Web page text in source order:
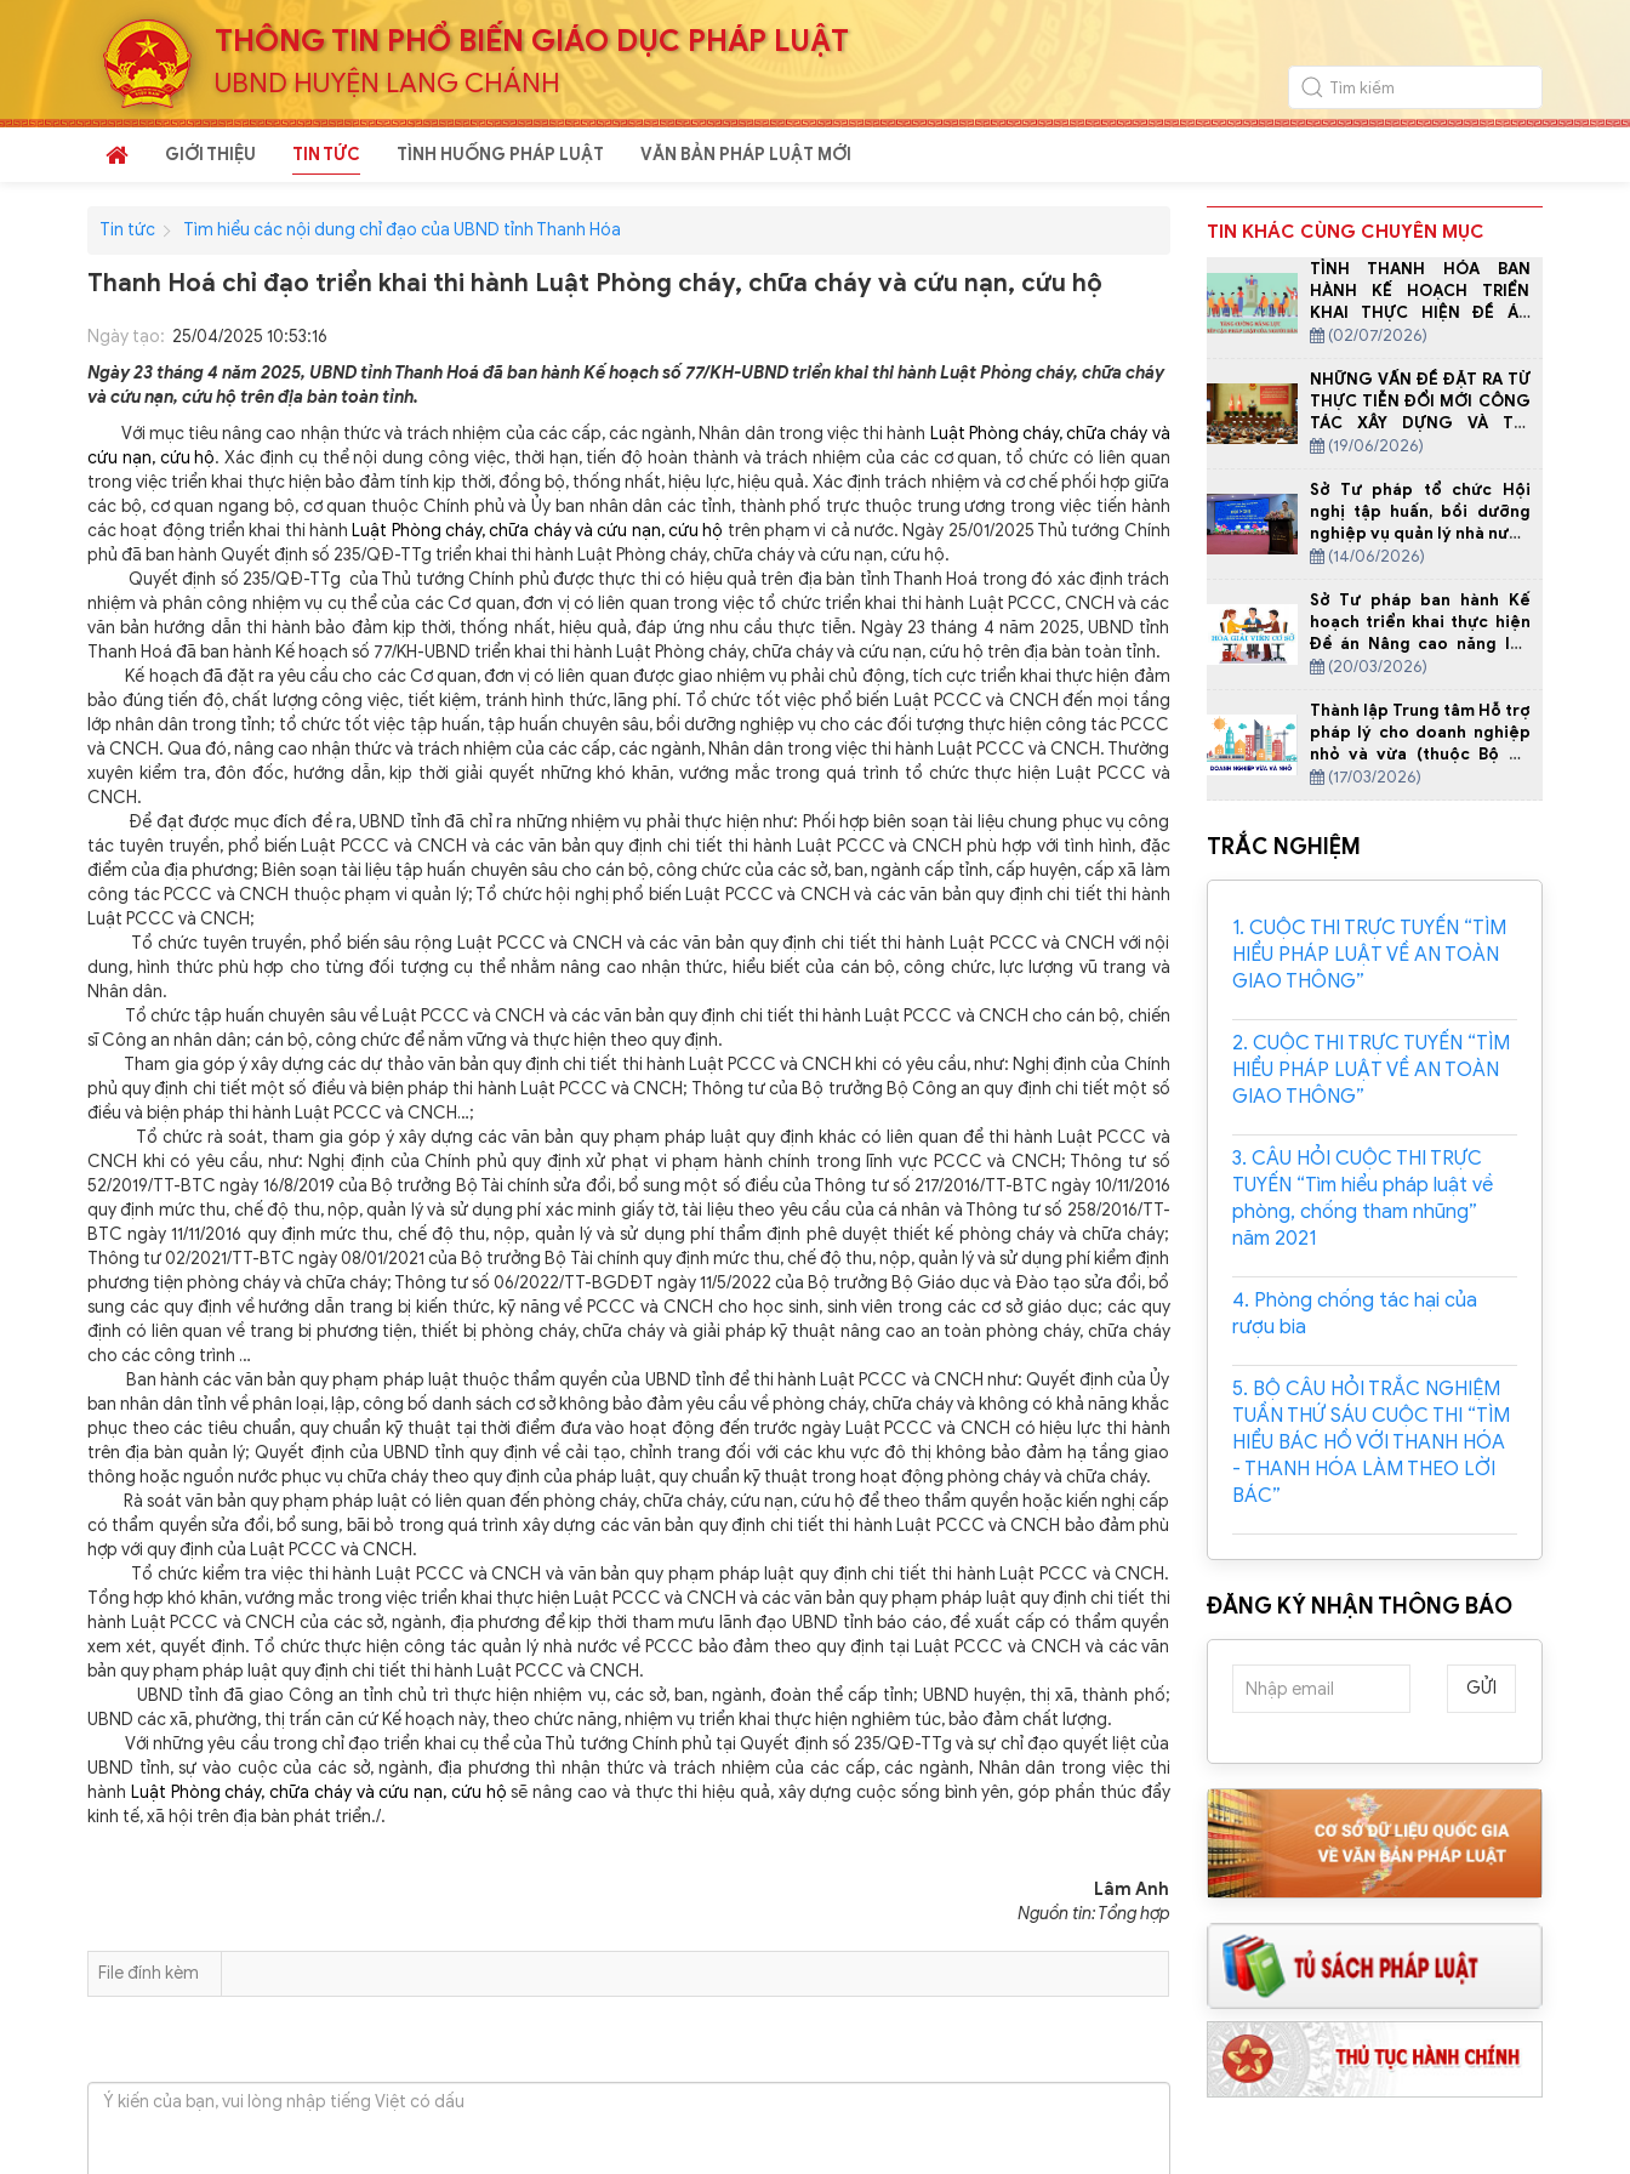
THÔNG TIN PHỔ BIẾN GIÁO DỤC PHÁP LUẬT
UBND HUYỆN LANG CHÁNH
GIỚI THIỆU TIN TỨC TÌNH HUỐNG PHÁP LUẬT VĂN BẢN PHÁP LUẬT MỚI
Tin tức Tìm hiểu các nội dung chỉ đạo của UBND tỉnh Thanh Hóa
Thanh Hoá chỉ đạo triển khai thi hành Luật Phòng cháy, chữa cháy và cứu nạn, cứu hộ
Ngày tạo: 25/04/2025 10:53:16
Ngày 23 tháng 4 năm 2025, UBND tỉnh Thanh Hoá đã ban hành Kế hoạch số 77/KH-UBND triển khai thi hành Luật Phòng cháy, chữa cháy
và cứu nạn, cứu hộ trên địa bàn toàn tỉnh.
Với mục tiêu nâng cao nhận thức và trách nhiệm của các cấp, các ngành, Nhân dân trong việc thi hành Luật Phòng cháy, chữa cháy và
cứu nạn, cứu hộ. Xác định cụ thể nội dung công việc, thời hạn, tiến độ hoàn thành và trách nhiệm của các cơ quan, tổ chức có liên quan
trong việc triển khai thực hiện bảo đảm tính kịp thời, đồng bộ, thống nhất, hiệu lực, hiệu quả. Xác định trách nhiệm và cơ chế phối hợp giữa
các bộ, cơ quan ngang bộ, cơ quan thuộc Chính phủ và Ủy ban nhân dân các tỉnh, thành phố trực thuộc trung ương trong việc tiến hành
các hoạt động triển khai thi hành Luật Phòng cháy, chữa cháy và cứu nạn, cứu hộ trên phạm vi cả nước. Ngày 25/01/2025 Thủ tướng Chính
phủ đã ban hành Quyết định số 235/QĐ-TTg triển khai thi hành Luật Phòng cháy, chữa cháy và cứu nạn, cứu hộ.
Quyết định số 235/QĐ-TTg của Thủ tướng Chính phủ được thực thi có hiệu quả trên địa bàn tỉnh Thanh Hoá trong đó xác định trách
nhiệm và phân công nhiệm vụ cụ thể của các Cơ quan, đơn vị có liên quan trong việc tổ chức triển khai thi hành Luật PCCC, CNCH và các
văn bản hướng dẫn thi hành bảo đảm kịp thời, thống nhất, hiệu quả, đáp ứng nhu cầu thực tiễn. Ngày 23 tháng 4 năm 2025, UBND tỉnh
Thanh Hoá đã ban hành Kế hoạch số 77/KH-UBND triển khai thi hành Luật Phòng cháy, chữa cháy và cứu nạn, cứu hộ trên địa bàn toàn tỉnh.
Kế hoạch đã đặt ra yêu cầu cho các Cơ quan, đơn vị có liên quan được giao nhiệm vụ phải chủ động, tích cực triển khai thực hiện đảm
bảo đúng tiến độ, chất lượng công việc, tiết kiệm, tránh hình thức, lãng phí. Tổ chức tốt việc phổ biến Luật PCCC và CNCH đến mọi tầng
lớp nhân dân trong tỉnh; tổ chức tốt việc tập huấn, tập huấn chuyên sâu, bồi dưỡng nghiệp vụ cho các đối tượng thực hiện công tác PCCC
và CNCH. Qua đó, nâng cao nhận thức và trách nhiệm của các cấp, các ngành, Nhân dân trong việc thi hành Luật PCCC và CNCH. Thường
xuyên kiểm tra, đôn đốc, hướng dẫn, kịp thời giải quyết những khó khăn, vướng mắc trong quá trình tổ chức thực hiện Luật PCCC và
CNCH.
Để đạt được mục đích đề ra, UBND tỉnh đã chỉ ra những nhiệm vụ phải thực hiện như: Phối hợp biên soạn tài liệu chung phục vụ công
tác tuyên truyền, phổ biến Luật PCCC và CNCH và các văn bản quy định chi tiết thi hành Luật PCCC và CNCH phù hợp với tình hình, đặc
điểm của địa phương; Biên soạn tài liệu tập huấn chuyên sâu cho cán bộ, công chức của các sở, ban, ngành cấp tỉnh, cấp huyện, cấp xã làm
công tác PCCC và CNCH thuộc phạm vi quản lý; Tổ chức hội nghị phổ biến Luật PCCC và CNCH và các văn bản quy định chi tiết thi hành
Luật PCCC và CNCH;
Tổ chức tuyên truyền, phổ biến sâu rộng Luật PCCC và CNCH và các văn bản quy định chi tiết thi hành Luật PCCC và CNCH với nội
dung, hình thức phù hợp cho từng đối tượng cụ thể nhằm nâng cao nhận thức, hiểu biết của cán bộ, công chức, lực lượng vũ trang và
Nhân dân.
Tổ chức tập huấn chuyên sâu về Luật PCCC và CNCH và các văn bản quy định chi tiết thi hành Luật PCCC và CNCH cho cán bộ, chiến
sĩ Công an nhân dân; cán bộ, công chức để nắm vững và thực hiện theo quy định.
Tham gia góp ý xây dựng các dự thảo văn bản quy định chi tiết thi hành Luật PCCC và CNCH khi có yêu cầu, như: Nghị định của Chính
phủ quy định chi tiết một số điều và biện pháp thi hành Luật PCCC và CNCH; Thông tư của Bộ trưởng Bộ Công an quy định chi tiết một số
điều và biện pháp thi hành Luật PCCC và CNCH…;
Tổ chức rà soát, tham gia góp ý xây dựng các văn bản quy phạm pháp luật quy định khác có liên quan để thi hành Luật PCCC và
CNCH khi có yêu cầu, như: Nghị định của Chính phủ quy định xử phạt vi phạm hành chính trong lĩnh vực PCCC và CNCH; Thông tư số
52/2019/TT-BTC ngày 16/8/2019 của Bộ trưởng Bộ Tài chính sửa đổi, bổ sung một số điều của Thông tư số 217/2016/TT-BTC ngày 10/11/2016
quy định mức thu, chế độ thu, nộp, quản lý và sử dụng phí xác minh giấy tờ, tài liệu theo yêu cầu của cá nhân và Thông tư số 258/2016/TT-
BTC ngày 11/11/2016 quy định mức thu, chế độ thu, nộp, quản lý và sử dụng phí thẩm định phê duyệt thiết kế phòng cháy và chữa cháy;
Thông tư 02/2021/TT-BTC ngày 08/01/2021 của Bộ trưởng Bộ Tài chính quy định mức thu, chế độ thu, nộp, quản lý và sử dụng phí kiểm định
phương tiện phòng cháy và chữa cháy; Thông tư số 06/2022/TT-BGDĐT ngày 11/5/2022 của Bộ trưởng Bộ Giáo dục và Đào tạo sửa đổi, bổ
sung các quy định về hướng dẫn trang bị kiến thức, kỹ năng về PCCC và CNCH cho học sinh, sinh viên trong các cơ sở giáo dục; các quy
định có liên quan về trang bị phương tiện, thiết bị phòng cháy, chữa cháy và giải pháp kỹ thuật nâng cao an toàn phòng cháy, chữa cháy
cho các công trình …
Ban hành các văn bản quy phạm pháp luật thuộc thẩm quyền của UBND tỉnh để thi hành Luật PCCC và CNCH như: Quyết định của Ủy
ban nhân dân tỉnh về phân loại, lập, công bố danh sách cơ sở không bảo đảm yêu cầu về phòng cháy, chữa cháy và không có khả năng khắc
phục theo các tiêu chuẩn, quy chuẩn kỹ thuật tại thời điểm đưa vào hoạt động đến trước ngày Luật PCCC và CNCH có hiệu lực thi hành
trên địa bàn quản lý; Quyết định của UBND tỉnh quy định về cải tạo, chỉnh trang đối với các khu vực đô thị không bảo đảm hạ tầng giao
thông hoặc nguồn nước phục vụ chữa cháy theo quy định của pháp luật, quy chuẩn kỹ thuật trong hoạt động phòng cháy và chữa cháy.
Rà soát văn bản quy phạm pháp luật có liên quan đến phòng cháy, chữa cháy, cứu nạn, cứu hộ để theo thẩm quyền hoặc kiến nghị cấp
có thẩm quyền sửa đổi, bổ sung, bãi bỏ trong quá trình xây dựng các văn bản quy định chi tiết thi hành Luật PCCC và CNCH bảo đảm phù
hợp với quy định của Luật PCCC và CNCH.
Tổ chức kiểm tra việc thi hành Luật PCCC và CNCH và văn bản quy phạm pháp luật quy định chi tiết thi hành Luật PCCC và CNCH.
Tổng hợp khó khăn, vướng mắc trong việc triển khai thực hiện Luật PCCC và CNCH và các văn bản quy phạm pháp luật quy định chi tiết thi
hành Luật PCCC và CNCH của các sở, ngành, địa phương để kịp thời tham mưu lãnh đạo UBND tỉnh báo cáo, đề xuất cấp có thẩm quyền
xem xét, quyết định. Tổ chức thực hiện công tác quản lý nhà nước về PCCC bảo đảm theo quy định tại Luật PCCC và CNCH và các văn
bản quy phạm pháp luật quy định chi tiết thi hành Luật PCCC và CNCH.
UBND tỉnh đã giao Công an tỉnh chủ trì thực hiện nhiệm vụ, các sở, ban, ngành, đoàn thể cấp tỉnh; UBND huyện, thị xã, thành phố;
UBND các xã, phường, thị trấn căn cứ Kế hoạch này, theo chức năng, nhiệm vụ triển khai thực hiện nghiêm túc, bảo đảm chất lượng.
Với những yêu cầu trong chỉ đạo triển khai cụ thể của Thủ tướng Chính phủ tại Quyết định số 235/QĐ-TTg và sự chỉ đạo quyết liệt của
UBND tỉnh, sự vào cuộc của các sở, ngành, địa phương thì nhận thức và trách nhiệm của các cấp, các ngành, Nhân dân trong việc thi
hành Luật Phòng cháy, chữa cháy và cứu nạn, cứu hộ sẽ nâng cao và thực thi hiệu quả, xây dựng cuộc sống bình yên, góp phần thúc đẩy
kinh tế, xã hội trên địa bàn phát triển./.
Lâm Anh
Nguồn tin: Tổng hợp
File đính kèm
TIN KHÁC CÙNG CHUYÊN MỤC
TỈNH THANH HÓA BAN
HÀNH KẾ HOẠCH TRIỂN
KHAI THỰC HIỆN ĐỀ ÁN
TĂNG CƯỜNG NĂNG LỰC
NGƯỜI DÂN
(02/07/2026)
NHỮNG VẤN ĐỀ ĐẶT RA TỪ
THỰC TIỄN ĐỔI MỚI CÔNG
TÁC XÂY DỰNG VÀ THI
HÀNH PHÁP LUẬT TRÊN ĐỊA
THEO TINH THẦN NGHỊ
QUYẾT SỐ 66-NQ/TW CỦA
BỘ CHÍNH TRỊ
(19/06/2026)
Sở Tư pháp tổ chức Hội
nghị tập huấn, bồi dưỡng
nghiệp vụ quản lý nhà nước
về công tác hòa giải ở cơ
(14/06/2026)
Sở Tư pháp ban hành Kế
hoạch triển khai thực hiện
Đề án Nâng cao năng lực
đội ngũ hòa giải viên ở cơ
trên địa bàn tỉnh Thanh
Hóa năm 2026
(20/03/2026)
Thành lập Trung tâm Hỗ trợ
pháp lý cho doanh nghiệp
nhỏ và vừa (thuộc Bộ Tư
pháp)
(17/03/2026)
TRẮC NGHIỆM
1. CUỘC THI TRỰC TUYẾN “TÌM
HIỂU PHÁP LUẬT VỀ AN TOÀN
GIAO THÔNG”
2. CUỘC THI TRỰC TUYẾN “TÌM
HIỂU PHÁP LUẬT VỀ AN TOÀN
GIAO THÔNG”
3. CÂU HỎI CUỘC THI TRỰC
TUYẾN “Tìm hiểu pháp luật về
phòng, chống tham nhũng”
năm 2021
4. Phòng chống tác hại của
rượu bia
5. BỘ CÂU HỎI TRẮC NGHIỆM
TUẦN THỨ SÁU CUỘC THI “TÌM
HIỂU BÁC HỒ VỚI THANH HÓA
- THANH HÓA LÀM THEO LỜI
BÁC”
ĐĂNG KÝ NHẬN THÔNG BÁO
GỬI